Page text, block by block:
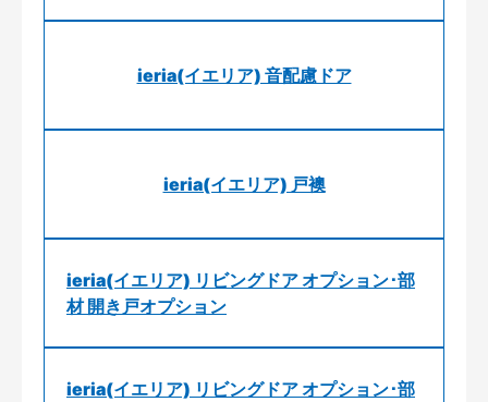
ieria(イエリア) 音配慮ドア
ieria(イエリア) 戸襖
ieria(イエリア) リビングドア オプション･部
材 開き戸オプション
ieria(イエリア) リビングドア オプション･部